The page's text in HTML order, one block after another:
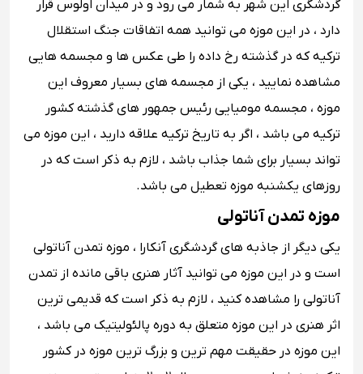
گردشگری این شهر به شمار می رود و در میدان اولوس قرار
دارد ، در این موزه می توانید همه اتفاقات جنگ استقلال
ترکیه که در گذشته رخ داده را طی عکس ها و مجسمه هایی
مشاهده نمایید ، یکی از مجسمه های بسیار معروف این
موزه ، مجسمه مومیایی رئیس جمهور های گذشته کشور
ترکیه می باشد ، اگر به تاریخ ترکیه علاقه دارید ، این موزه می
تواند بسیار برای شما جذاب باشد ، لازم به ذکر است که در
روزهای یکشنبه موزه تعطیل می باشد.
موزه تمدن آناتولی
یکی دیگر از جاذبه های گردشگری آنکارا ، موزه تمدن آناتولی
است و در این موزه می توانید آثار هنری باقی مانده از تمدن
آناتولی را مشاهده کنید ، لازم به ذکر است که قدیمی ترین
اثر هنری در این موزه متعلق به دوره پالئولیتیک می باشد ،
این موزه در حقیقت مهم ترین و بزرگ ترین موزه در کشور